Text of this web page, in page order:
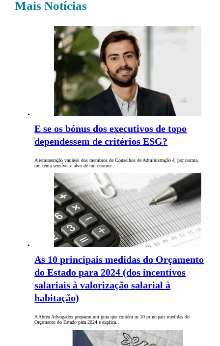
Mais Notícias
E se os bónus dos executivos de topo
dependessem de critérios ESG?
A remuneração variável dos membros de Conselhos de Administração é, por norma,
um tema sensível e alvo de um enorme…
As 10 principais medidas do Orçamento
do Estado para 2024 (dos incentivos
salariais à valorização salarial à
habitação)
A Abreu Advogados preparou um guia que contém as 10 principais medidas do
Orçamento do Estado para 2024 e explica…